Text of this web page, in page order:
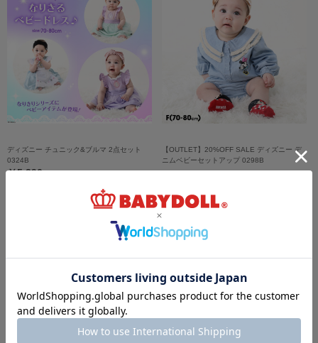
ディズニー チュニック&ブルマ 2点セット
0324B
￥5,390
【OUTLET】20%OFF SALE ディズニー デ
ニムベビーセットアップ 0298B